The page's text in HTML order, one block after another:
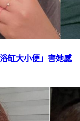
缸大小便」害她感